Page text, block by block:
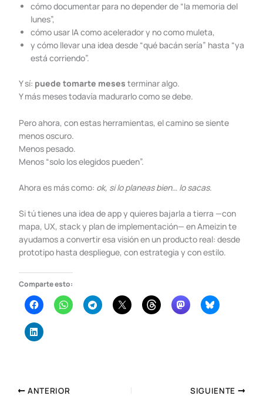
cómo documentar para no depender de “la memoria del
lunes”,
cómo usar IA como acelerador y no como muleta,
y cómo llevar una idea desde “qué bacán sería” hasta “ya
está corriendo”.
Y sí: puede tomarte meses terminar algo.
Y más meses todavía madurarlo como se debe.
Pero ahora, con estas herramientas, el camino se siente
menos oscuro.
Menos pesado.
Menos “solo los elegidos pueden”.
Ahora es más como: ok, si lo planeas bien… lo sacas.
Si tú tienes una idea de app y quieres bajarla a tierra —con
mapa, UX, stack y plan de implementación— en Ameizin te
ayudamos a convertir esa visión en un producto real: desde
prototipo hasta despliegue, con estrategia y con estilo.
Comparte esto:
ANTERIOR SIGUIENTE